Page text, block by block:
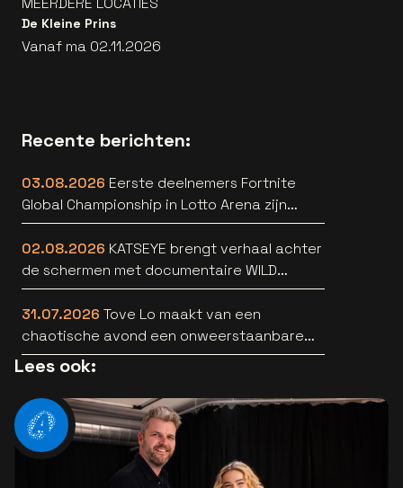
De Kleine Prins
Vanaf ma 02.11.2026
Recente berichten:
03.08.2026 Eerste deelnemers Fortnite
Global Championship in Lotto Arena zijn
bekend
02.08.2026 KATSEYE brengt verhaal achter
de schermen met documentaire WILD
HEARTS [trailer]
31.07.2026 Tove Lo maakt van een
chaotische avond een onweerstaanbare
popsong
Lees ook: